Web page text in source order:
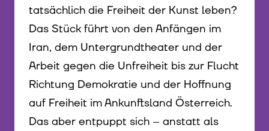
tatsächlich die Freiheit der Kunst leben?
Das Stück führt von den Anfängen im
Iran, dem Untergrundtheater und der
Arbeit gegen die Unfreiheit bis zur Flucht
Richtung Demokratie und der Hoffnung
auf Freiheit im Ankunftsland Österreich.
Das aber entpuppt sich – anstatt als